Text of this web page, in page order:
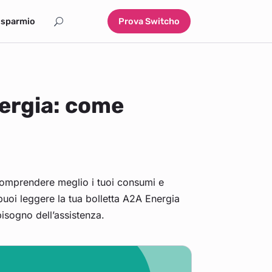
Prova Switcho
come
meglio i tuoi consumi e
leggere la tua bolletta A2A Energia
dell’assistenza.